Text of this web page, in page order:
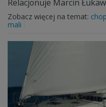
Relacjonuje Marcin
Zobacz więcej na temat:
mali